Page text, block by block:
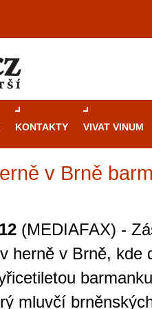
KONTAKTY VIVAT VINUM
v Brně
(MEDIAFAX) -
herně v Brně, kde
mluvčí
Průvodce
Brno je
zajímavé
restaurace,
kde si